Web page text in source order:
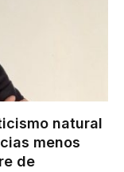
natural
menos
de